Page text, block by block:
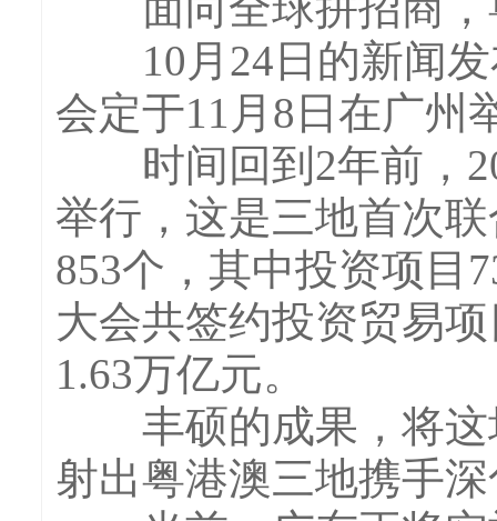
10月24日的新闻发
会定于11月8日在广州
时间回到2年前，
举行，这是三地首次
853个，其中投资项目
大会共签约投资贸易
1.63万亿元。
丰硕的成果，将这
射出粤港澳三地携手